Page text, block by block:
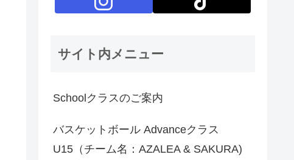
サイト内メニュー
Schoolクラスのご案内
バスケットボール Advanceクラス
U15（チーム名：AZALEA & SAKURA)